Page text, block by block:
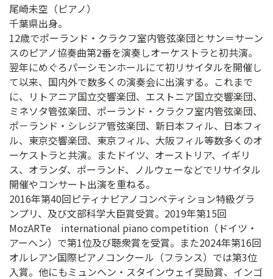
尾崎未空（ピアノ）
千葉県出身。
12歳でポーランド・クラクフ室内管弦楽団とサン＝サーン
スのピアノ協奏曲第2番を演奏しオーケストラと初共演。
翌年にめぐろパーシモンホールにて初リサイタルを開催し
て以来、国内外で数多くの演奏会に出演する。これまで
に、リトアニア国立交響楽団、エストニア国立交響楽団、
ミネソタ管弦楽団、ポーランド・クラクフ室内管弦楽団、
ポ－ランド・シレジア管弦楽団、新日本フィル、日本フィ
ル、東京交響楽団、東京フィル、大阪フィル等数多くのオ
ーケストラと共演。またドイツ、オーストリア、イギリ
ス、オランダ、ポーランド、ノルウェーなどでリサイタル
開催やコンサート出演を重ねる。
2016年第40回ピティナピアノコンペティション特級グラ
ンプリ、及び文部科学大臣賞受賞。2019年第15回
MozARTe international piano competition（ドイツ・
アーヘン）で第1位及び聴衆賞を受賞。また2024年第16回
オルレアン国際ピアノコンクール（フランス）では第3位
入賞。他にもミュンヘン・スタインウェイ奨励賞、インゴ